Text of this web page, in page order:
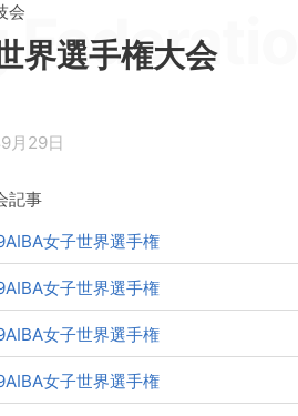
会
界選手権大会
月29日
記事
女子世界選手権
女子世界選手権
女子世界選手権
女子世界選手権